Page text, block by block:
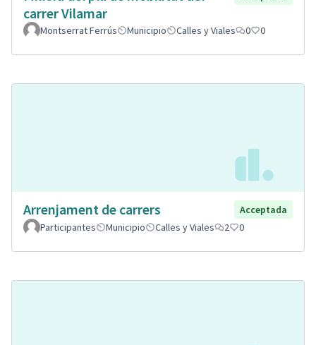
carrer Vilamar
Montserrat Ferrús Municipio Calles y Viales 0 0
Arrenjament de carrers
Acceptada
Participantes
Municipio Calles y Viales 2 0